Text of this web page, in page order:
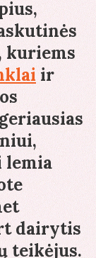
kuriems
ir
lemia
dairytis
teikėjus.